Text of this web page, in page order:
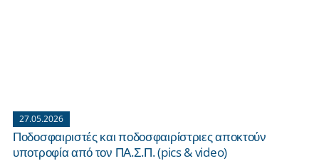
27.05.2026
Ποδοσφαιριστές και ποδοσφαιρίστριες αποκτούν
υποτροφία από τον ΠΑ.Σ.Π. (pics & video)